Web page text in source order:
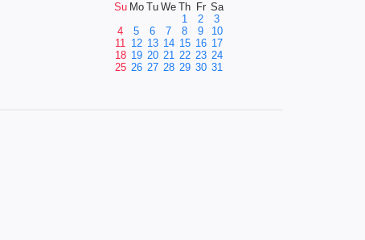
Su Mo Tu We Th Fr Sa
1
2
3
4
5 6 7 8 9
10
11 12 13 14 15 16 17
18 19 20 21 22 23 24
25 26 27 28 29 30 31